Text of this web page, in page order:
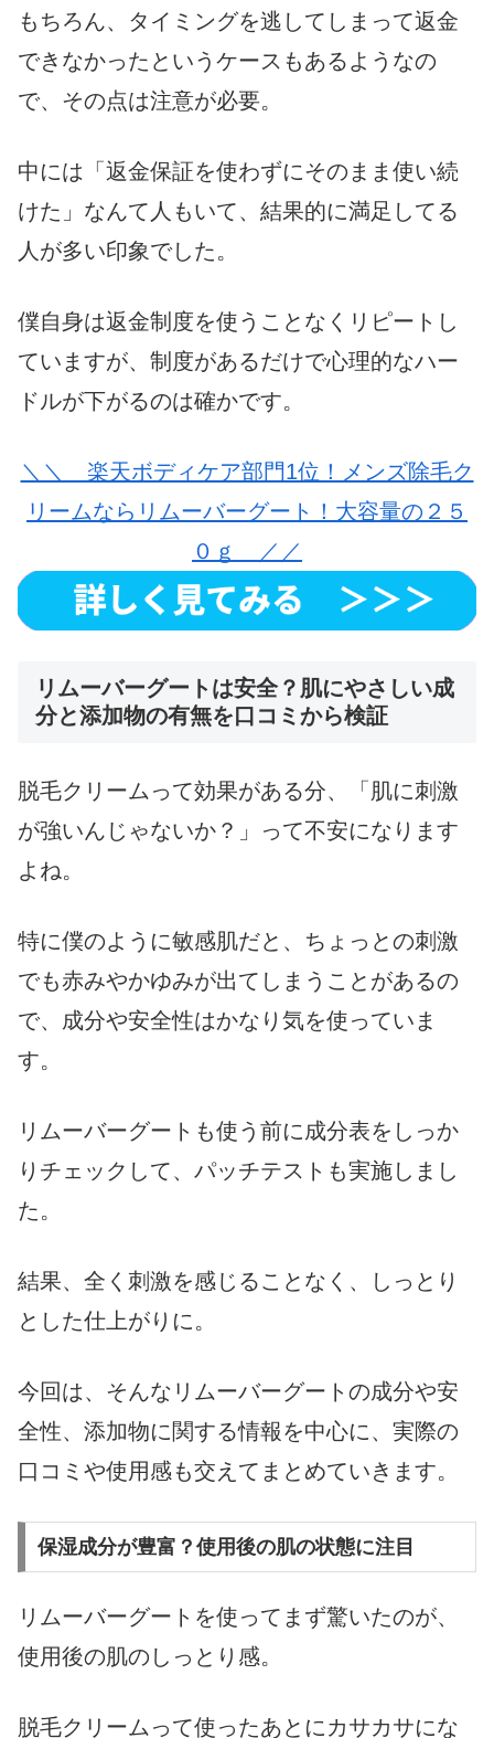
もちろん、タイミングを逃してしまって返金
できなかったというケースもあるようなの
で、その点は注意が必要。
中には「返金保証を使わずにそのまま使い続
けた」なんて人もいて、結果的に満足してる
人が多い印象でした。
僕自身は返金制度を使うことなくリピートし
ていますが、制度があるだけで心理的なハー
ドルが下がるのは確かです。
＼＼ 楽天ボディケア部門1位！メンズ除毛ク
リームならリムーバーグート！大容量の２５
０ｇ ／／
リムーバーグートは安全？肌にやさしい成
分と添加物の有無を口コミから検証
脱毛クリームって効果がある分、「肌に刺激
が強いんじゃないか？」って不安になります
よね。
特に僕のように敏感肌だと、ちょっとの刺激
でも赤みやかゆみが出てしまうことがあるの
で、成分や安全性はかなり気を使っていま
す。
リムーバーグートも使う前に成分表をしっか
りチェックして、パッチテストも実施しまし
た。
結果、全く刺激を感じることなく、しっとり
とした仕上がりに。
今回は、そんなリムーバーグートの成分や安
全性、添加物に関する情報を中心に、実際の
口コミや使用感も交えてまとめていきます。
保湿成分が豊富？使用後の肌の状態に注目
リムーバーグートを使ってまず驚いたのが、
使用後の肌のしっとり感。
脱毛クリームって使ったあとにカサカサにな